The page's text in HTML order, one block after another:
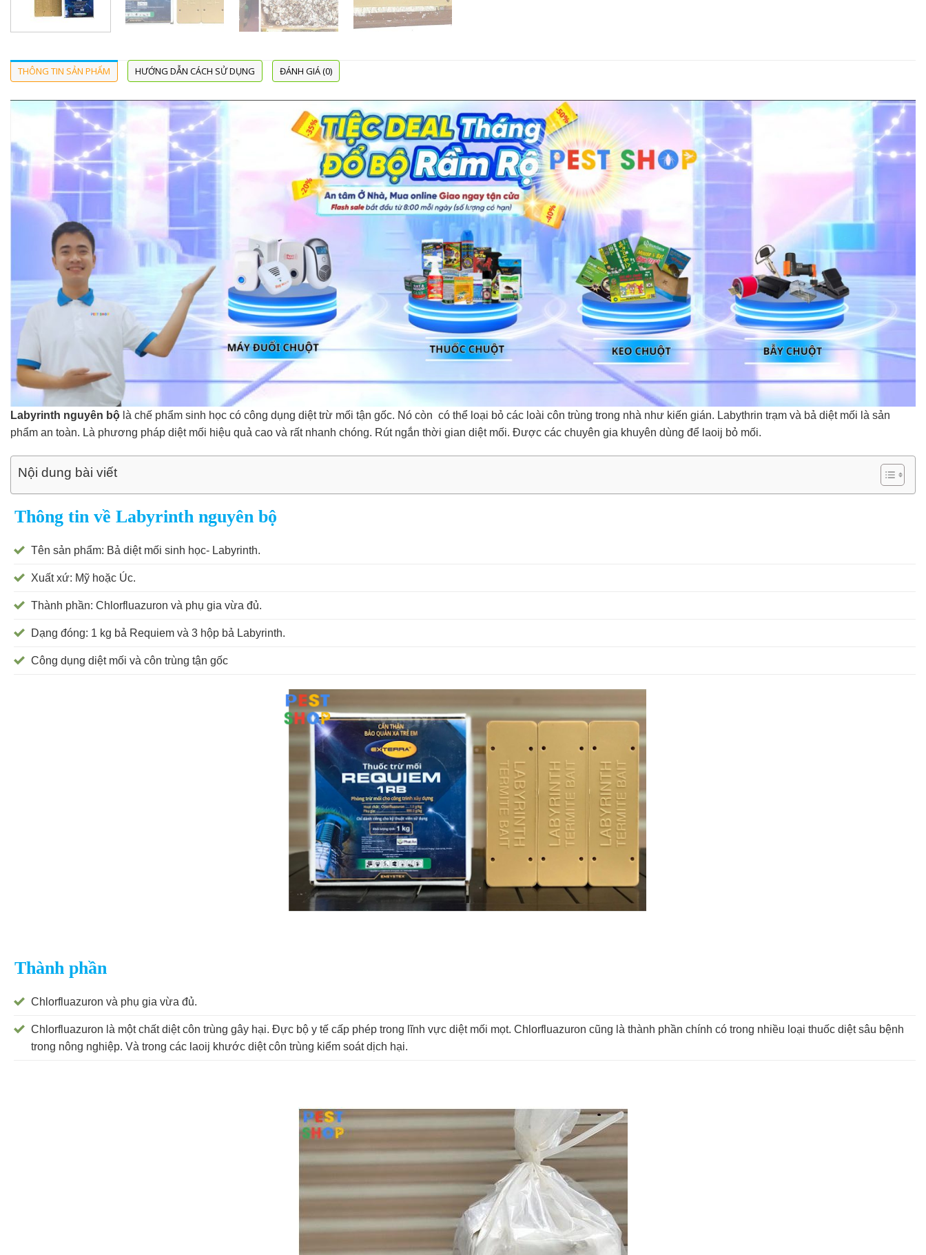
THÔNG TIN SẢN PHẨM HƯỚNG DẪN CÁCH SỬ DỤNG ĐÁNH GIÁ (0)
Labyrinth nguyên bộ là chế phẩm sinh học có công dụng diệt trừ mối tận gốc. Nó còn có thể loại bỏ các loài côn trùng trong nhà như kiến gián. Labythrin trạm và bả diệt mối là sản
phẩm an toàn. Là phương pháp diệt mối hiệu quả cao và rất nhanh chóng. Rút ngắn thời gian diệt mối. Được các chuyên gia khuyên dùng để laoij bỏ mối.
Nội dung bài viết
Thông tin về Labyrinth nguyên bộ
Tên sản phẩm: Bả diệt mối sinh học- Labyrinth.
Xuất xứ: Mỹ hoặc Úc.
Thành phần: Chlorfluazuron và phụ gia vừa đủ.
Dạng đóng: 1 kg bả Requiem và 3 hộp bả Labyrinth.
Công dụng diệt mối và côn trùng tận gốc
Thành phần
Chlorfluazuron và phụ gia vừa đủ.
Chlorfluazuron là một chất diệt côn trùng gây hại. Đực bộ y tế cấp phép trong lĩnh vực diệt mối mọt. Chlorfluazuron cũng là thành phần chính có trong nhiều loại thuốc diệt sâu bệnh
trong nông nghiệp. Và trong các laoij khước diệt côn trùng kiểm soát dịch hại.